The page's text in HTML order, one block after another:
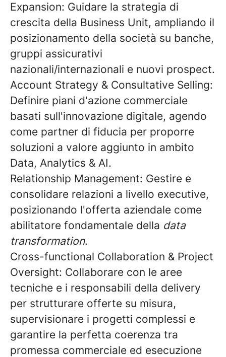
Expansion: Guidare la strategia di
crescita della Business Unit, ampliando il
posizionamento della società su banche,
gruppi assicurativi
nazionali/internazionali e nuovi prospect.
Account Strategy & Consultative Selling:
Definire piani d'azione commerciale
basati sull'innovazione digitale, agendo
come partner di fiducia per proporre
soluzioni a valore aggiunto in ambito
Data, Analytics & AI.
Relationship Management: Gestire e
consolidare relazioni a livello executive,
posizionando l'offerta aziendale come
abilitatore fondamentale della data
transformation.
Cross-functional Collaboration & Project
Oversight: Collaborare con le aree
tecniche e i responsabili della delivery
per strutturare offerte su misura,
supervisionare i progetti complessi e
garantire la perfetta coerenza tra
promessa commerciale ed esecuzione